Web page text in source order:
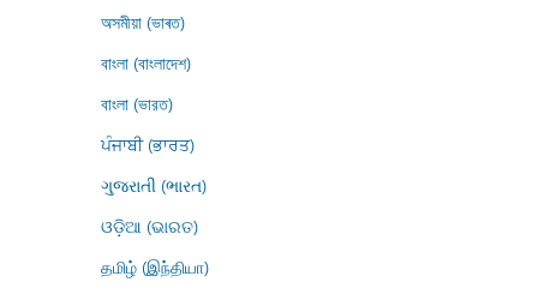
অসমীয়া (ভাৰত)
বাংলা (বাংলাদেশ)
বাংলা (ভারত)
ਪੰਜਾਬੀ (ਭਾਰਤ)
ગુજરાતી (ભારત)
ଓଡ଼ିଆ (ଭାରତ)
தமிழ் (இந்தியா)